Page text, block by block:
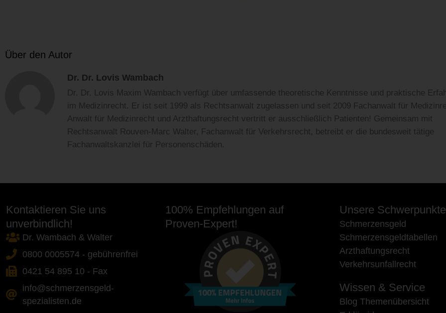
Über den Autor
Dr. Dr. Lovis Wambach
Dr. Dr. Lovis Maxim Wambach verfügt über umfassende theoretische Kenntnisse und praktische
im Medizinrecht. Er ist seit 1999 als Rechtsanwalt zugelassen und seit 2009 Fachanwalt für
Anwalt für Medizinrecht und Arzthaftungsrecht vertritt er ausschließlich Patienten! Gemeinsam mit
Rechtsanwalt Rouven-Marc Walter, Fachanwalt für Verkehrsrecht, betreibt er die bundesweit tätige
Fachanwaltskanzlei für Personenschäden.
Kontaktieren Sie uns
unverbindlich!
Dr. Wambach & Walter
0800 0005574 - gebührenfrei
0421 54 895 10 - Fax
info@schmerzensgeld-
spezialisten.de
100% Empfehlungen auf
Proven-Expert!
Unsere Schwerpunkte
Schmerzensgeld
Schmerzensgeldtabellen
Arzthaftungsrecht
Verkehrsunfallrecht
Wissen & Service
Blog Themenübersicht